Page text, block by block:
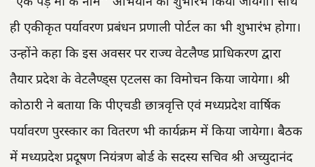
ही एकीकृत पर्यावरण प्रबंधन प्रणाली पोर्टल का भी शुभारंभ होगा।
उन्होंने कहा कि इस अवसर पर राज्य वेटलैण्ड प्राधिकरण द्वारा
तैयार प्रदेश के वेटलैण्ड्स एटलस का विमोचन किया जायेगा। श्री
कोठारी ने बताया कि पीएचडी छात्रवृत्ति एवं मध्यप्रदेश वार्षिक
पर्यावरण पुरस्कार का वितरण भी कार्यक्रम में किया जायेगा। बैठक
में मध्यप्रदेश प्रदूषण नियंत्रण बोर्ड के सदस्य सचिव श्री अच्युदानंद